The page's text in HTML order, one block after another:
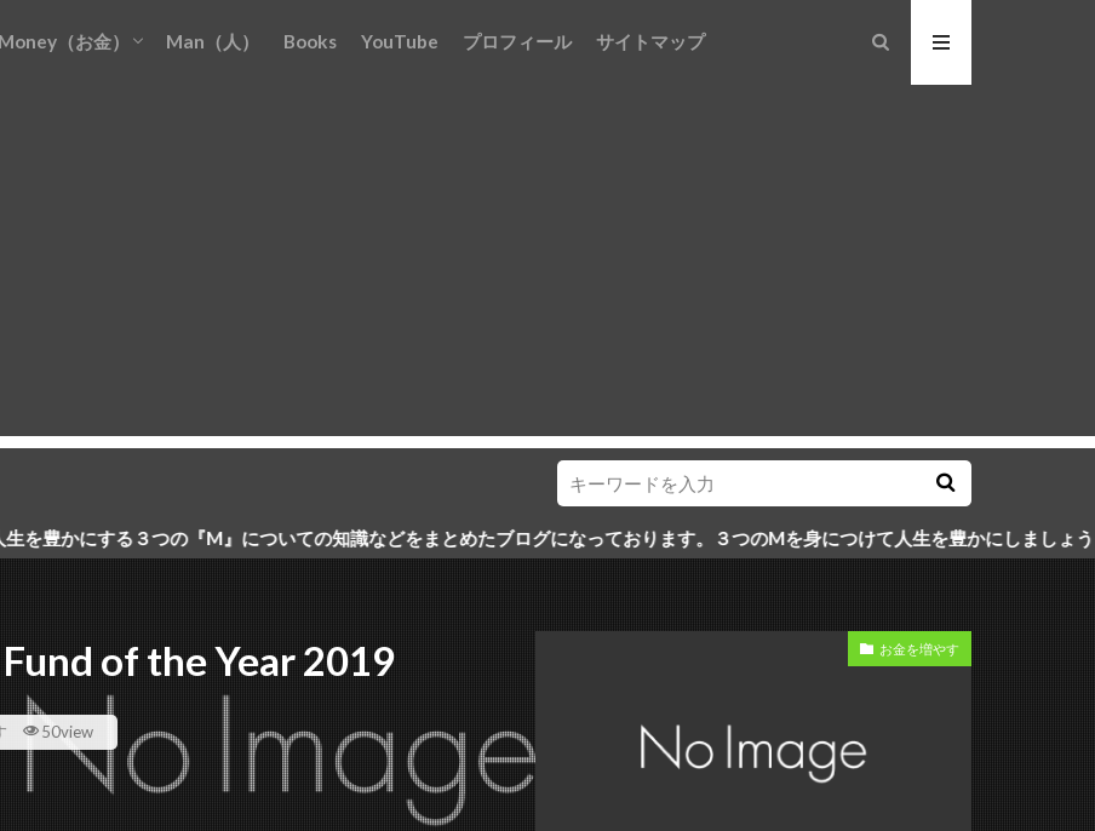
Money（お金） Man（人） Books YouTube プロフィール サイトマップ
３つの『M』についての知識などをまとめたブログになっております。３つのMを身につけて人生を豊かにしましょう！
of the Year 2019
50view
お金を増やす